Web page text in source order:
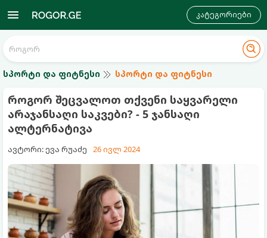
კატეგორიები
სპორტი და ფიტნესი სპორტი და ფიტნესი
როგორ შეცვალოთ თქვენი საყვარელი
არაჯანსაღი საკვები? - 5 ჯანსაღი
ალტერნატივა
ავტორი: ევა რუაძე 26 ივლ 2024